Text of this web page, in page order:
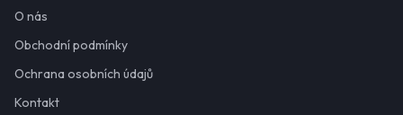
O nás
Obchodní podmínky
Ochrana osobních údajů
Kontakt